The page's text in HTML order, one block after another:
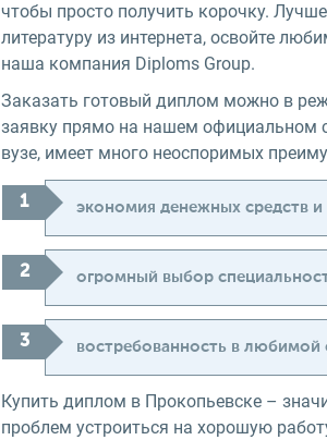
чтобы просто получить корочку.
литературу из интернета, освойте
наша компания Diploms Group.
Заказать готовый диплом можно в
заявку прямо на нашем официальном
вузе, имеет много неоспоримых
экономия денежных средств
огромный выбор
востребованность в любимой
Купить диплом в Прокопьевске –
проблем устроиться на хорошую